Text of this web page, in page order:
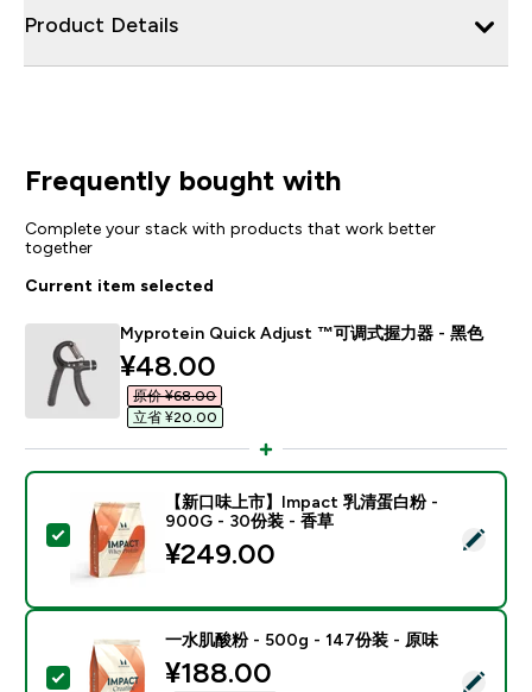
Product Details
Frequently bought with
Complete your stack with products that work better
together
Current item selected
Myprotein Quick Adjust ™可调式握力器 - 黑色
discounted price
¥48.00‎
原价 ¥68.00‎
立省 ¥20.00‎
Select this product - 【新口味上市】Impact 乳清蛋
【新口味上市】Impact 乳清蛋白粉 -
900G - 30份装 - 香草
¥249.00‎
Select this product - 一水肌酸粉 - 500g - 147份装 -
一水肌酸粉 - 500g - 147份装 - 原味
discounted price
¥188.00‎